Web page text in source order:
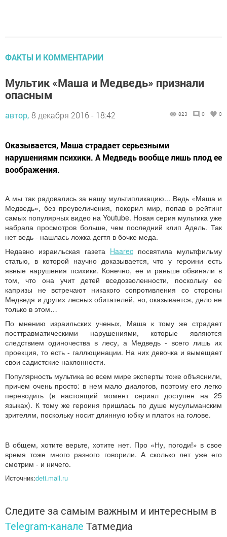
ФАКТЫ И КОММЕНТАРИИ
Мультик «Маша и Медведь» признали
опасным
автор, 8 декабря 2016 - 18:42 823 0 0
Оказывается, Маша страдает серьезными
нарушениями психики. А Медведь вообще лишь плод ее
воображения.
А мы так радовались за нашу мультипликацию... Ведь «Маша и
Медведь», без преувеличения, покорил мир, попав в рейтинг
самых популярных видео на Youtube. Новая серия мультика уже
набрала просмотров больше, чем последний клип Адель. Так
нет ведь - нашлась ложка дегтя в бочке меда.
Недавно израильская газета Haarec посвятила мультфильму
статью, в которой научно доказывается, что у героини есть
явные нарушения психики. Конечно, ее и раньше обвиняли в
том, что она учит детей вседозволенности, поскольку ее
капризы не встречают никакого сопротивления со стороны
Медведя и других лесных обитателей, но, оказывается, дело не
только в этом…
По мнению израильских ученых, Маша к тому же страдает
посттравматическими нарушениями, которые являются
следствием одиночества в лесу, а Медведь - всего лишь их
проекция, то есть - галлюцинации. На них девочка и вымещает
свои садистские наклонности.
Популярность мультика во всем мире эксперты тоже объяснили,
причем очень просто: в нем мало диалогов, поэтому его легко
переводить (в настоящий момент сериал доступен на 25
языках). К тому же героиня пришлась по душе мусульманским
зрителям, поскольку носит длинную юбку и платок на голове.
В общем, хотите верьте, хотите нет. Про «Ну, погоди!» в свое
время тоже много разного говорили. А сколько лет уже его
смотрим - и ничего.
Источник:deti.mail.ru
Следите за самым важным и интересным в
Telegram-канале Татмедиа